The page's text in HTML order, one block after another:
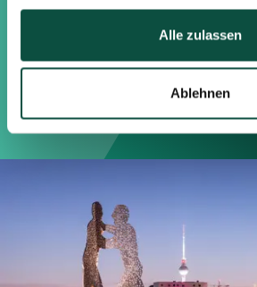
Alle zulassen
Ablehnen
London
Saxenhammer Corporate Finance GmbH
+49 30 755 40 87-0